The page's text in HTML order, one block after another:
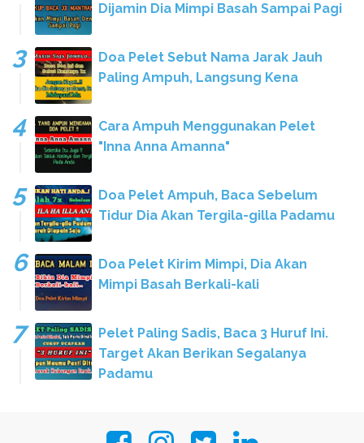
Dijamin Dia Mimpi Basah Sampai Pagi
Doa Pelet Sebut Nama Jarak Jauh
Paling Ampuh, Langsung Kena
Cara Ampuh Menggunakan Pelet
"Inna Anna Amanna"
Doa Pelet Ampuh, Baca Sebelum
Tidur Dia Akan Tergila-gilla Padamu
Doa Pelet Kirim Mimpi, Dia Akan
Mimpi Basah Berkali-kali
Pelet Paling Sadis, Baca 3 Huruf Ini.
Target Akan Berikan Segalanya
Padamu